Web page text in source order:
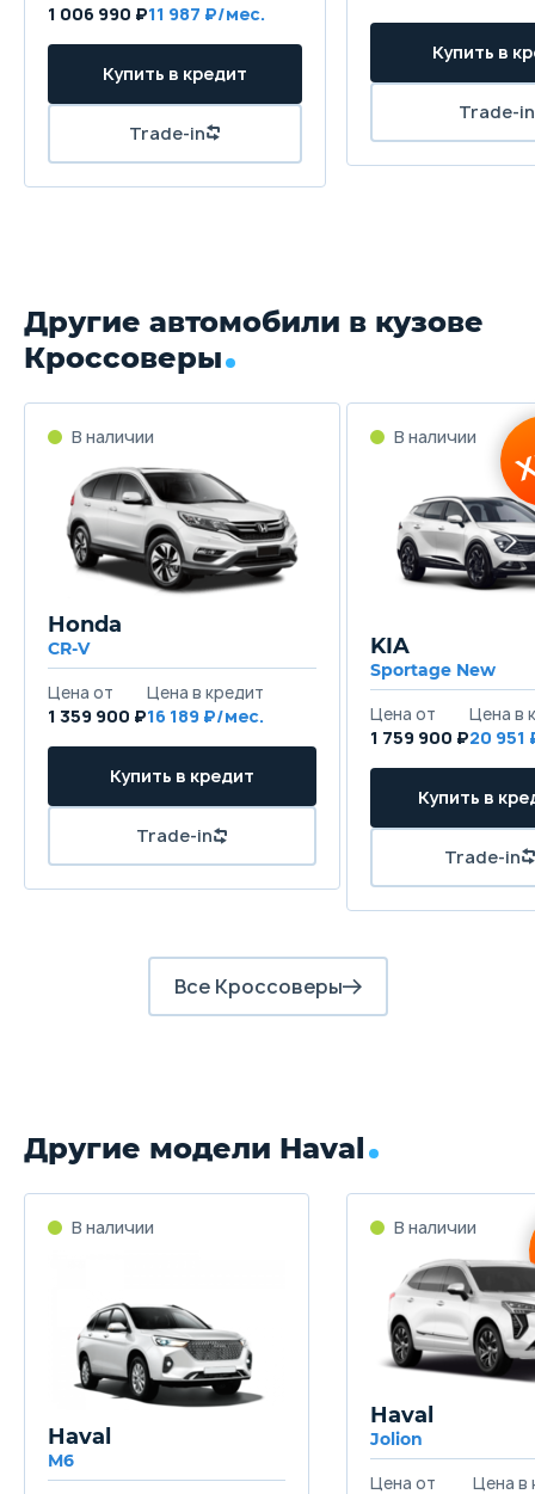
1 006 990 ₽11 987
Другие автомобили в кузове
Кроссоверы
Honda
CR-V
1 359 900 ₽16 189
KIA
Sportage New
1 759 900 ₽20 951
Все Кроссоверы
Другие модели Haval
Haval
M6
Haval
Jolion